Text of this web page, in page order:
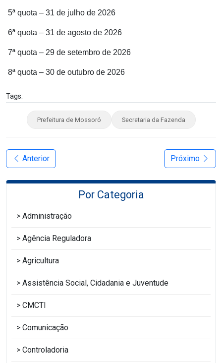
5ª quota – 31 de julho de 2026
6ª quota – 31 de agosto de 2026
7ª quota – 29 de setembro de 2026
8ª quota – 30 de outubro de 2026
Tags:
Prefeitura de Mossoró Secretaria da Fazenda
Anterior Próximo
Por Categoria
Administração
Agência Reguladora
Agricultura
Assistência Social, Cidadania e Juventude
CMCTI
Comunicação
Controladoria